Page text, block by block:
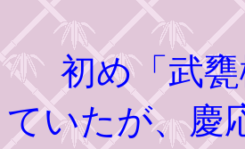
初め「武甕
ていたが、慶